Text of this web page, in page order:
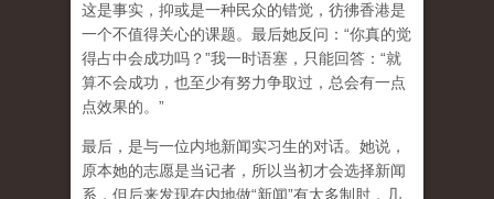
这是事实，抑或是一种民众的错觉，彷彿香港是
一个不值得关心的课题。最后她反问：“你真的觉
得占中会成功吗？”我一时语塞，只能回答：“就
算不会成功，也至少有努力争取过，总会有一点
点效果的。”
最后，是与一位内地新闻实习生的对话。她说，
原本她的志愿是当记者，所以当初才会选择新闻
系，但后来发现在内地做“新闻”有太多制肘，几